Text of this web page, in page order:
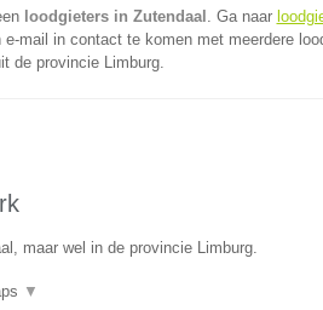
loodgieters in Zutendaal . Ga naar
e-mail in contact te komen met meerdere
de provincie Limburg.
maar wel in de provincie Limburg.
▼